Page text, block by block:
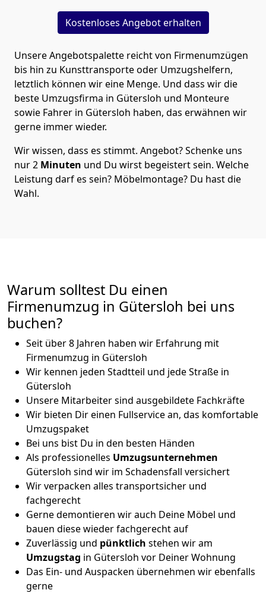
Kostenloses Angebot erhalten
Unsere Angebotspalette reicht von Firmenumzügen
bis hin zu Kunsttransporte oder Umzugshelfern,
letztlich können wir eine Menge. Und dass wir die
beste Umzugsfirma in Gütersloh und Monteure
sowie Fahrer in Gütersloh haben, das erwähnen wir
gerne immer wieder.
Wir wissen, dass es stimmt. Angebot? Schenke uns
nur 2 Minuten und Du wirst begeistert sein. Welche
Leistung darf es sein? Möbelmontage? Du hast die
Wahl.
Warum solltest Du einen
Firmenumzug in Gütersloh bei uns
buchen?
Seit über 8 Jahren haben wir Erfahrung mit
Firmenumzug in Gütersloh
Wir kennen jeden Stadtteil und jede Straße in
Gütersloh
Unsere Mitarbeiter sind ausgebildete Fachkräfte
Wir bieten Dir einen Fullservice an, das komfortable
Umzugspaket
Bei uns bist Du in den besten Händen
Als professionelles Umzugsunternehmen
Gütersloh sind wir im Schadensfall versichert
Wir verpacken alles transportsicher und
fachgerecht
Gerne demontieren wir auch Deine Möbel und
bauen diese wieder fachgerecht auf
Zuverlässig und pünktlich stehen wir am
Umzugstag in Gütersloh vor Deiner Wohnung
Das Ein- und Auspacken übernehmen wir ebenfalls
gerne